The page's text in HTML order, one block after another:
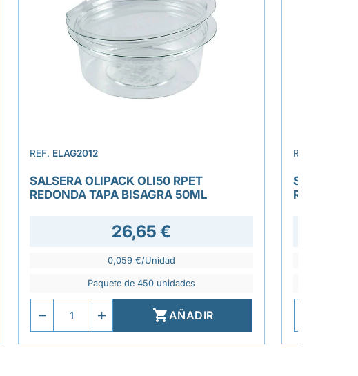
REF. ELAG2012
SALSERA OLIPACK OLI50 RPET
REDONDA TAPA BISAGRA 50ML
26,65 €
0,059 €/Unidad
Paquete de 450 unidades
AÑADIR
REF.
SALSERA
REDONDA